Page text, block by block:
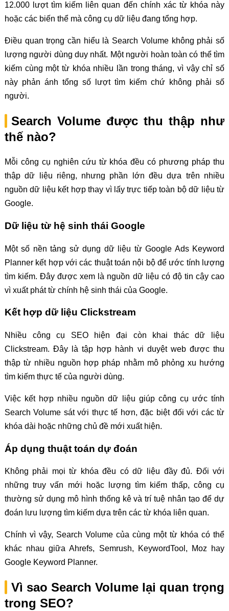
12.000 lượt tìm kiếm liên quan đến chính xác từ khóa này
hoặc các biến thể mà công cụ dữ liệu đang tổng hợp.
Điều quan trọng cần hiểu là Search Volume không phải số
lượng người dùng duy nhất. Một người hoàn toàn có thể tìm
kiếm cùng một từ khóa nhiều lần trong tháng, vì vậy chỉ số
này phản ánh tổng số lượt tìm kiếm chứ không phải số
người.
Search Volume được thu thập như
thế nào?
Mỗi công cụ nghiên cứu từ khóa đều có phương pháp thu
thập dữ liệu riêng, nhưng phần lớn đều dựa trên nhiều
nguồn dữ liệu kết hợp thay vì lấy trực tiếp toàn bộ dữ liệu từ
Google.
Dữ liệu từ hệ sinh thái Google
Một số nền tảng sử dụng dữ liệu từ Google Ads Keyword
Planner kết hợp với các thuật toán nội bộ để ước tính lượng
tìm kiếm. Đây được xem là nguồn dữ liệu có độ tin cậy cao
vì xuất phát từ chính hệ sinh thái của Google.
Kết hợp dữ liệu Clickstream
Nhiều công cụ SEO hiện đại còn khai thác dữ liệu
Clickstream. Đây là tập hợp hành vi duyệt web được thu
thập từ nhiều nguồn hợp pháp nhằm mô phỏng xu hướng
tìm kiếm thực tế của người dùng.
Việc kết hợp nhiều nguồn dữ liệu giúp công cụ ước tính
Search Volume sát với thực tế hơn, đặc biệt đối với các từ
khóa dài hoặc những chủ đề mới xuất hiện.
Áp dụng thuật toán dự đoán
Không phải mọi từ khóa đều có dữ liệu đầy đủ. Đối với
những truy vấn mới hoặc lượng tìm kiếm thấp, công cụ
thường sử dụng mô hình thống kê và trí tuệ nhân tạo để dự
đoán lưu lượng tìm kiếm dựa trên các từ khóa liên quan.
Chính vì vậy, Search Volume của cùng một từ khóa có thể
khác nhau giữa Ahrefs, Semrush, KeywordTool, Moz hay
Google Keyword Planner.
Vì sao Search Volume lại quan trọng
trong SEO?